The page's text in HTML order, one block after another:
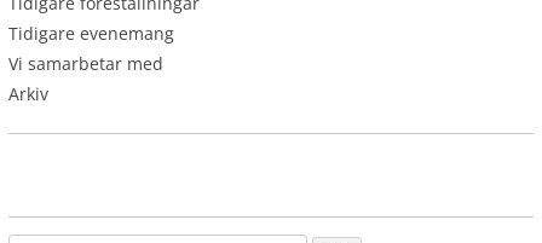
Tidigare evenemang
Vi samarbetar med
Arkiv
Sök